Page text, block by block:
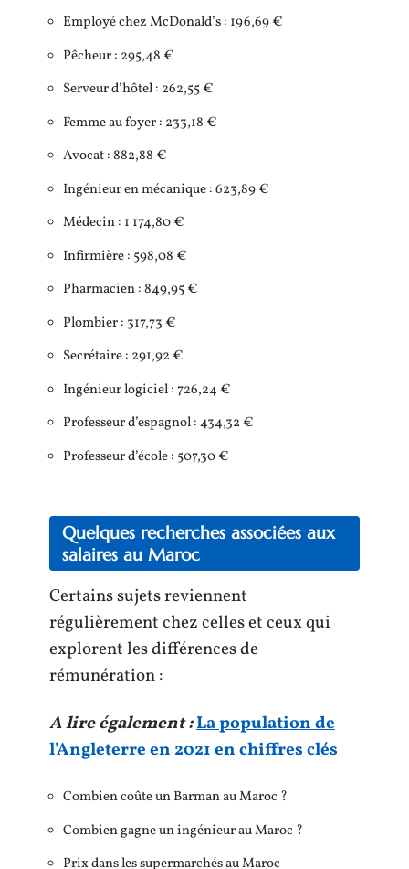
Employé chez McDonald’s : 196,69 €
Pêcheur : 295,48 €
Serveur d’hôtel : 262,55 €
Femme au foyer : 233,18 €
Avocat : 882,88 €
Ingénieur en mécanique : 623,89 €
Médecin : 1 174,80 €
Infirmière : 598,08 €
Pharmacien : 849,95 €
Plombier : 317,73 €
Secrétaire : 291,92 €
Ingénieur logiciel : 726,24 €
Professeur d’espagnol : 434,32 €
Professeur d’école : 507,30 €
Quelques recherches associées aux
salaires au Maroc
Certains sujets reviennent
régulièrement chez celles et ceux qui
explorent les différences de
rémunération :
A lire également :La population de
l'Angleterre en 2021 en chiffres clés
Combien coûte un Barman au Maroc ?
Combien gagne un ingénieur au Maroc ?
Prix dans les supermarchés au Maroc